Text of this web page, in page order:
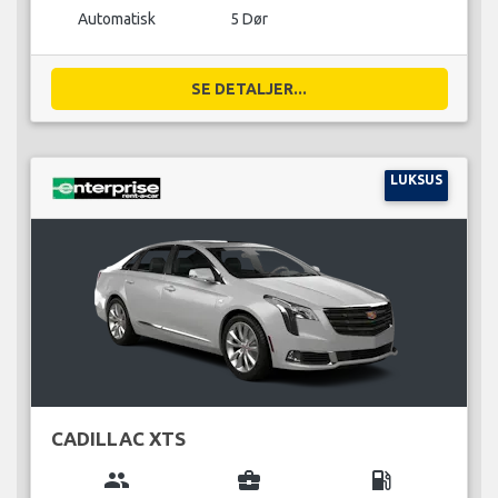
Automatisk 5 Dør
SE DETALJER...
LUKSUS
CADILLAC XTS
group business_center local_gas_station